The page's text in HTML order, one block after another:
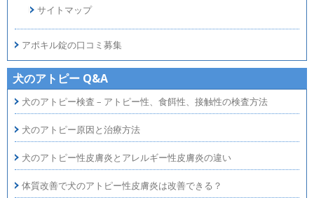
サイトマップ
アポキル錠の口コミ募集
犬のアトピー Q&A
犬のアトピー検査 – アトピー性、食餌性、接触性の検査方法
犬のアトピー原因と治療方法
犬のアトピー性皮膚炎とアレルギー性皮膚炎の違い
体質改善で犬のアトピー性皮膚炎は改善できる？